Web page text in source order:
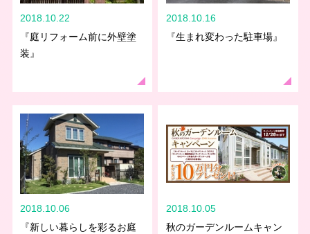
2018.10.22
『庭リフォーム前に外壁塗
装』
2018.10.16
『生まれ変わった駐車場』
2018.10.06
『新しい暮らしを彩るお庭
2018.10.05
秋のガーデンルームキャン